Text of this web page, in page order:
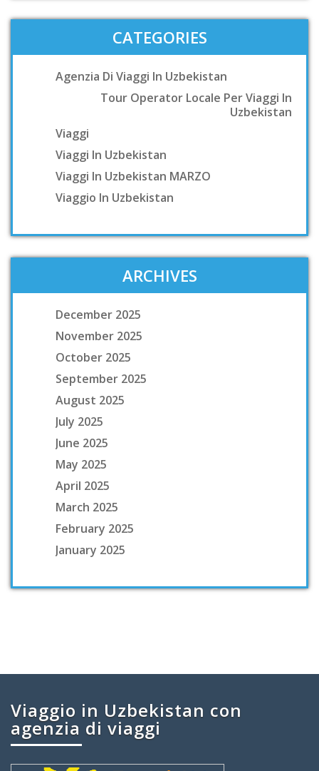
CATEGORIES
Agenzia Di Viaggi In Uzbekistan
Tour Operator Locale Per Viaggi In
Uzbekistan
Viaggi
Viaggi In Uzbekistan
Viaggi In Uzbekistan MARZO
Viaggio In Uzbekistan
ARCHIVES
December 2025
November 2025
October 2025
September 2025
August 2025
July 2025
June 2025
May 2025
April 2025
March 2025
February 2025
January 2025
Viaggio in Uzbekistan con
agenzia di viaggi